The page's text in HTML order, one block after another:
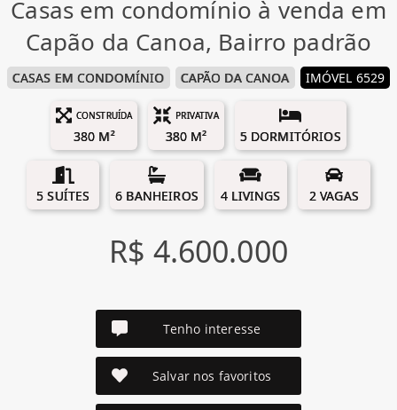
Casas em condomínio à venda em
Capão da Canoa, Bairro padrão
CASAS EM CONDOMÍNIO CAPÃO DA CANOA IMÓVEL 6529
CONSTRUÍDA
380 M²
PRIVATIVA
380 M² 5 DORMITÓRIOS
5 SUÍTES 6 BANHEIROS 4 LIVINGS 2 VAGAS
R$ 4.600.000
Tenho interesse
Salvar nos favoritos